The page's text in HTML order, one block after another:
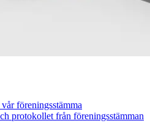
föreningsstämma
protokollet från föreningsstämman